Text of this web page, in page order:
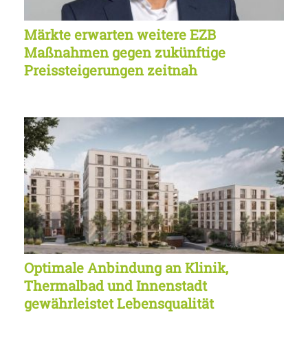
Märkte erwarten weitere EZB
Maßnahmen gegen zukünftige
Preissteigerungen zeitnah
Optimale Anbindung an Klinik,
Thermalbad und Innenstadt
gewährleistet Lebensqualität